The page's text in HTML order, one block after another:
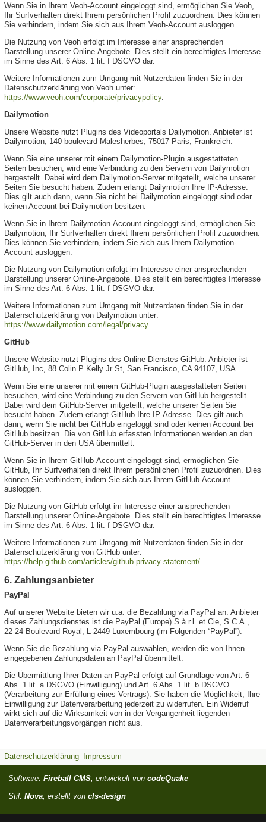
Wenn Sie in Ihrem Veoh-Account eingeloggt sind, ermöglichen Sie Veoh,
Ihr Surfverhalten direkt Ihrem persönlichen Profil zuzuordnen. Dies können
Sie verhindern, indem Sie sich aus Ihrem Veoh-Account ausloggen.
Die Nutzung von Veoh erfolgt im Interesse einer ansprechenden
Darstellung unserer Online-Angebote. Dies stellt ein berechtigtes Interesse
im Sinne des Art. 6 Abs. 1 lit. f DSGVO dar.
Weitere Informationen zum Umgang mit Nutzerdaten finden Sie in der
Datenschutzerklärung von Veoh unter:
https://www.veoh.com/corporate/privacypolicy.
Dailymotion
Unsere Website nutzt Plugins des Videoportals Dailymotion. Anbieter ist
Dailymotion, 140 boulevard Malesherbes, 75017 Paris, Frankreich.
Wenn Sie eine unserer mit einem Dailymotion-Plugin ausgestatteten
Seiten besuchen, wird eine Verbindung zu den Servern von Dailymotion
hergestellt. Dabei wird dem Dailymotion-Server mitgeteilt, welche unserer
Seiten Sie besucht haben. Zudem erlangt Dailymotion Ihre IP-Adresse.
Dies gilt auch dann, wenn Sie nicht bei Dailymotion eingeloggt sind oder
keinen Account bei Dailymotion besitzen.
Wenn Sie in Ihrem Dailymotion-Account eingeloggt sind, ermöglichen Sie
Dailymotion, Ihr Surfverhalten direkt Ihrem persönlichen Profil zuzuordnen.
Dies können Sie verhindern, indem Sie sich aus Ihrem Dailymotion-
Account ausloggen.
Die Nutzung von Dailymotion erfolgt im Interesse einer ansprechenden
Darstellung unserer Online-Angebote. Dies stellt ein berechtigtes Interesse
im Sinne des Art. 6 Abs. 1 lit. f DSGVO dar.
Weitere Informationen zum Umgang mit Nutzerdaten finden Sie in der
Datenschutzerklärung von Dailymotion unter:
https://www.dailymotion.com/legal/privacy.
GitHub
Unsere Website nutzt Plugins des Online-Dienstes GitHub. Anbieter ist
GitHub, Inc, 88 Colin P Kelly Jr St, San Francisco, CA 94107, USA.
Wenn Sie eine unserer mit einem GitHub-Plugin ausgestatteten Seiten
besuchen, wird eine Verbindung zu den Servern von GitHub hergestellt.
Dabei wird dem GitHub-Server mitgeteilt, welche unserer Seiten Sie
besucht haben. Zudem erlangt GitHub Ihre IP-Adresse. Dies gilt auch
dann, wenn Sie nicht bei GitHub eingeloggt sind oder keinen Account bei
GitHub besitzen. Die von GitHub erfassten Informationen werden an den
GitHub-Server in den USA übermittelt.
Wenn Sie in Ihrem GitHub-Account eingeloggt sind, ermöglichen Sie
GitHub, Ihr Surfverhalten direkt Ihrem persönlichen Profil zuzuordnen. Dies
können Sie verhindern, indem Sie sich aus Ihrem GitHub-Account
ausloggen.
Die Nutzung von GitHub erfolgt im Interesse einer ansprechenden
Darstellung unserer Online-Angebote. Dies stellt ein berechtigtes Interesse
im Sinne des Art. 6 Abs. 1 lit. f DSGVO dar.
Weitere Informationen zum Umgang mit Nutzerdaten finden Sie in der
Datenschutzerklärung von GitHub unter:
https://help.github.com/articles/github-privacy-statement/
6. Zahlungsanbieter
PayPal
Auf unserer Website bieten wir u.a. die Bezahlung via PayPal an. Anbieter
dieses Zahlungsdienstes ist die PayPal (Europe) S.à.r.l. et Cie, S.C.A.,
22-24 Boulevard Royal, L-2449 Luxembourg (im Folgenden “PayPal”).
Wenn Sie die Bezahlung via PayPal auswählen, werden die von Ihnen
eingegebenen Zahlungsdaten an PayPal übermittelt.
Die Übermittlung Ihrer Daten an PayPal erfolgt auf Grundlage von Art. 6
Abs. 1 lit. a DSGVO (Einwilligung) und Art. 6 Abs. 1 lit. b DSGVO
(Verarbeitung zur Erfüllung eines Vertrags). Sie haben die Möglichkeit, Ihre
Einwilligung zur Datenverarbeitung jederzeit zu widerrufen. Ein Widerruf
wirkt sich auf die Wirksamkeit von in der Vergangenheit liegenden
Datenverarbeitungsvorgängen nicht aus.
Datenschutzerklärung Impressum
Software: Fireball CMS, entwickelt von codeQuake
Stil: Nova, erstellt von cls-design